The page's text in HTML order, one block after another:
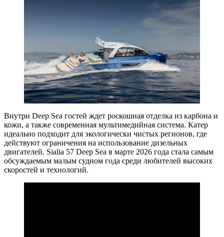
Внутри Deep Sea гостей ждет роскошная отделка из карбона и
кожи, а также современная мультимедийная система. Катер
идеально подходит для экологически чистых регионов, где
действуют ограничения на использование дизельных
двигателей. Sialia 57 Deep Sea в марте 2026 года стала самым
обсуждаемым малым судном года среди любителей высоких
скоростей и технологий.